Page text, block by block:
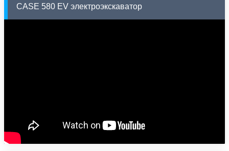
CASE 580 EV электроэкскаватор